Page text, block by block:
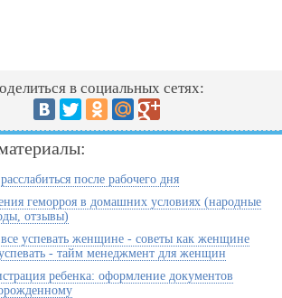
в социальных сетях:
после рабочего дня
геморроя в домашних условиях (народные
отзывы)
успевать женщине - советы как женщине
- тайм менеджмент для женщин
ребенка: оформление документов